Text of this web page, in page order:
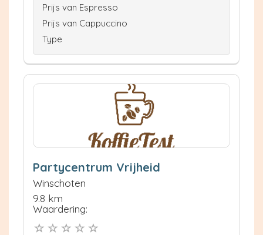
Prijs van Espresso
Prijs van Cappuccino
Type
Partycentrum Vrijheid
Winschoten
9.8 km
Waardering: